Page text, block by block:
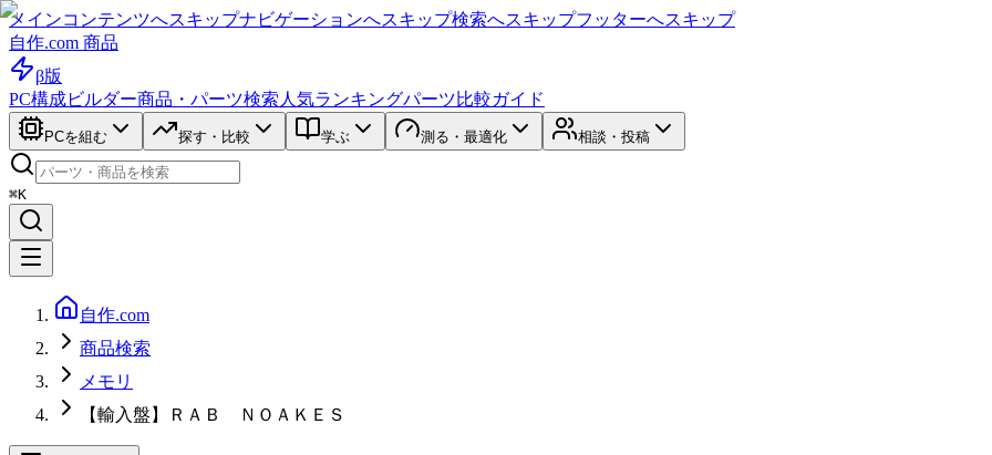
メインコンテンツへスキップナビゲーションへスキップ検索へスキップフッターへスキップ
自作.com 商品
β版
PC構成ビルダー商品・パーツ検索 人気ランキングパーツ比較ガイド
PCを組む 探す・比較 学ぶ 測る・最適化 相談・投稿
⌘K
自作.com
商品検索
メモリ
【輸入盤】ＲＡＢ ＮＯＡＫＥＳ